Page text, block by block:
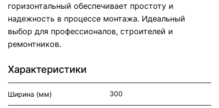
горизонтальный обеспечивает простоту и
надежность в процессе монтажа. Идеальный
выбор для профессионалов, строителей и
ремонтников.
Характеристики
Ширина (мм) 300